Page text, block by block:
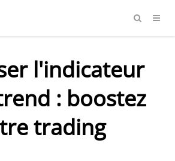
l'indicateur
: boostez
trading